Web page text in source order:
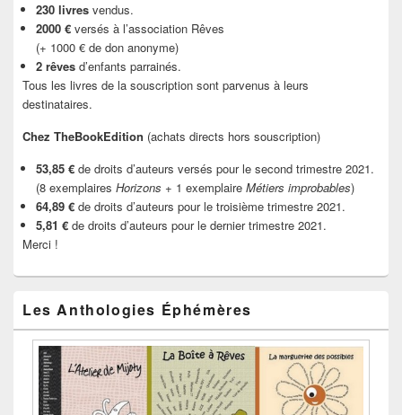
230 livres vendus.
2000 € versés à l’association Rêves
(+ 1000 € de don anonyme)
2 rêves d’enfants parrainés.
Tous les livres de la souscription sont parvenus à leurs
destinataires.
Chez TheBookEdition (achats directs hors souscription)
53,85 € de droits d’auteurs versés pour le second trimestre 2021.
(8 exemplaires Horizons + 1 exemplaire Métiers improbables)
64,89 € de droits d’auteurs pour le troisième trimestre 2021.
5,81 € de droits d’auteurs pour le dernier trimestre 2021.
Merci !
Les Anthologies Éphémères